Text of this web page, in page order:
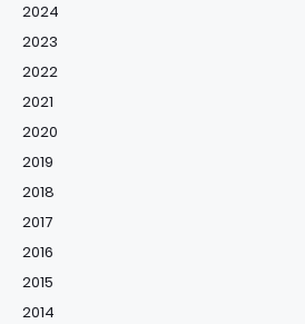
2024
2023
2022
2021
2020
2019
2018
2017
2016
2015
2014